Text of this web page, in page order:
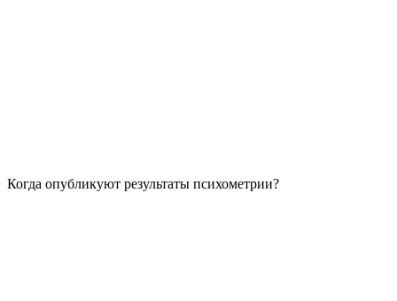
Когда опубликуют результаты психометрии?